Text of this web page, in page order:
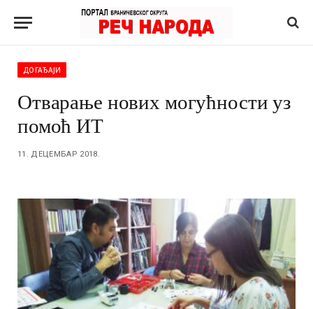
ДОГАЂАЈИ
Отварање нових могућности уз
помоћ ИТ
11. ДЕЦЕМБАР 2018.